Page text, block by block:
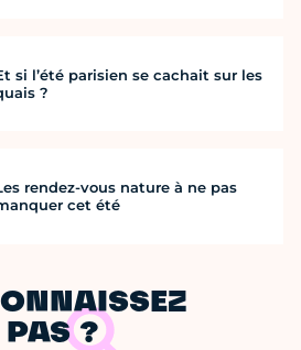
si l’été parisien se cachait sur les
?
rendez-vous nature à ne pas
cet été
PAS ?